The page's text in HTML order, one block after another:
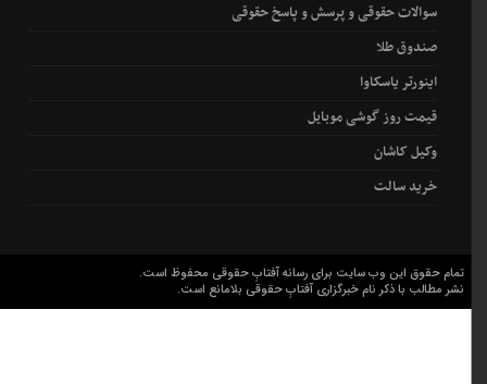
سوالات حقوقی و پرسش و پاسخ حقوقی
صندوق طلا
اینورتر یاسکاوا
قیمت روز گوشی موبایل
وکیل کاشان
خرید سالت
تمام حقوق این وب سایت برای رسانه آفتابِ حقوقی محفوظ است.
نشر مطالب با ذکر نام خبرگزاری آفتابِ حقوقی بلامانع است.